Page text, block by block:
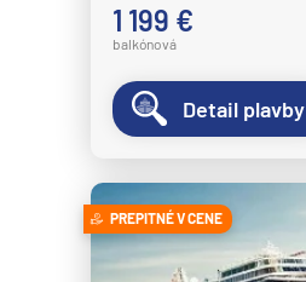
1 199 €
balkónová
Detail plavby
PREPITNÉ V CENE